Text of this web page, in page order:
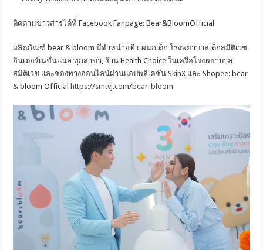
ติดตามข่าวสารได้ที่ Facebook Fanpage: Bear&BloomOfficial
ผลิตภัณฑ์ bear & bloom มีจำหน่ายที่ แผนกเด็ก โรงพยาบาลเด็กสมิติเวช
อินเตอร์เนชั่นแนล ทุกสาขา, ร้าน Health Choice ในเครือโรงพยาบาล
สมิติเวช และช่องทางออนไลน์ผ่านแอปพลิเคชัน SkinX และ Shopee: bear
& bloom Official https://smtvj.com/bear-bloom